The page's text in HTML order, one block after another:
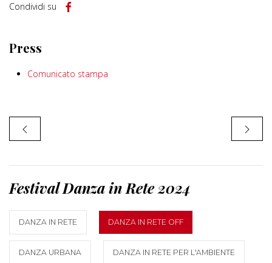
Condividi su
Press
Comunicato stampa
Festival Danza in Rete 2024
DANZA IN RETE DANZA IN RETE OFF
DANZA URBANA DANZA IN RETE PER L'AMBIENTE